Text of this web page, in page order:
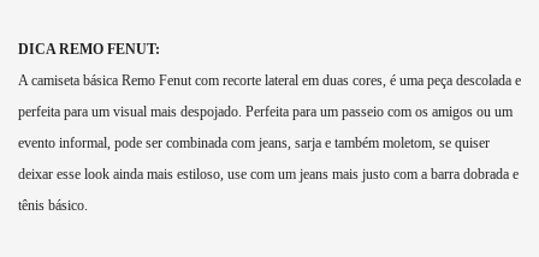
DICA REMO FENUT:
A camiseta básica Remo Fenut com recorte lateral em duas cores, é uma peça descolada e
perfeita para um visual mais despojado. Perfeita para um passeio com os amigos ou um
evento informal, pode ser combinada com jeans, sarja e também moletom, se quiser
deixar esse look ainda mais estiloso, use com um jeans mais justo com a barra dobrada e
tênis básico.